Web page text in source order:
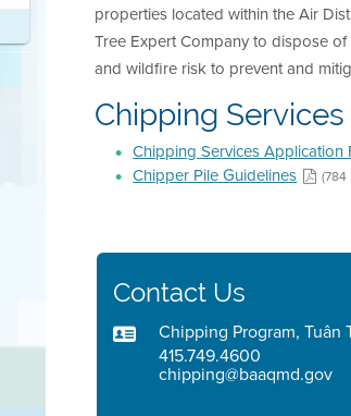
properties located within the Air
Tree Expert Company to dispose
and wildfire risk to prevent and
Chipping
Chipping Services Application
Chipper Pile Guidelines
Contact Us
Chipping Program, Tuân
415.749.4600
chipping@baaqmd.gov